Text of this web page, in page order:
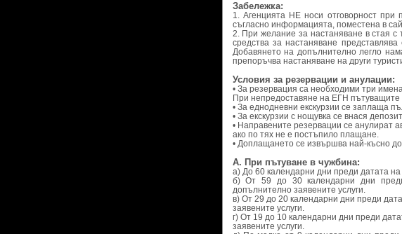
Забележка:
1. Агенцията НЕ носи отговорност
съгласно информацията, поместена в
2. При желание за настаняване в стая с
средства за настаняване
Добавянето на допълнително легло
препоръчва настаняване на други
Условия за резервации и анулации:
• За резервация са необходими три
При непредоставяне на ЕГН
• За еднодневни екскурзии се заплаща
• За екскурзии с нощувка се внася
• Направените резервации се анулират
ако по тях не е постъпило плащане.
• Доплащането се извършва най-късно
А. При пътуване в чужбина:
а) До 60 календарни дни преди датата на
б) От 59 до 30 календарни дни
допълнително заявените услуги.
в) От 29 до 20 календарни дни преди
заявените услуги.
г) От 19 до 10 календарни дни преди
заявените услуги.